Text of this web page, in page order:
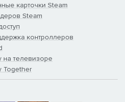
карточки Steam
Steam
контроллеров
на телевизоре
Together